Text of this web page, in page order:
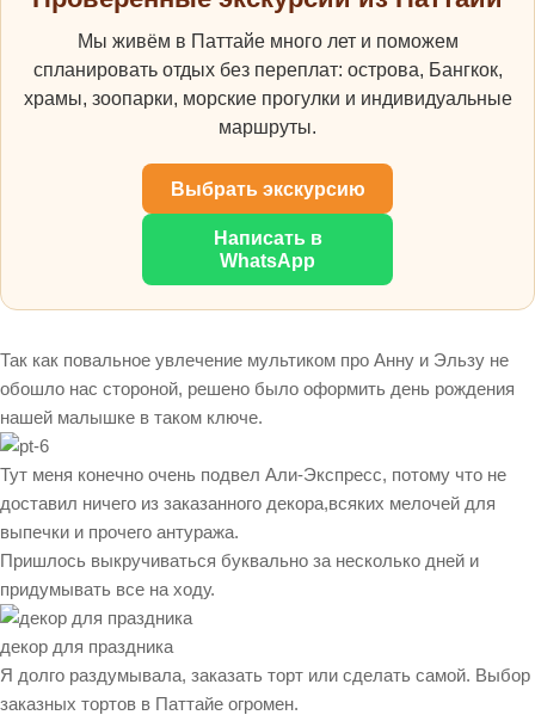
Мы живём в Паттайе много лет и поможем
спланировать отдых без переплат: острова, Бангкок,
храмы, зоопарки, морские прогулки и индивидуальные
маршруты.
Выбрать экскурсию
Написать в
WhatsApp
Так как повальное увлечение мультиком про Анну и Эльзу не
обошло нас стороной, решено было оформить день рождения
нашей малышке в таком ключе.
Тут меня конечно очень подвел Али-Экспресс, потому что не
доставил ничего из заказанного декора,всяких мелочей для
выпечки и прочего антуража.
Пришлось выкручиваться буквально за несколько дней и
придумывать все на ходу.
декор для праздника
Я долго раздумывала, заказать торт или сделать самой. Выбор
заказных тортов в Паттайе огромен.